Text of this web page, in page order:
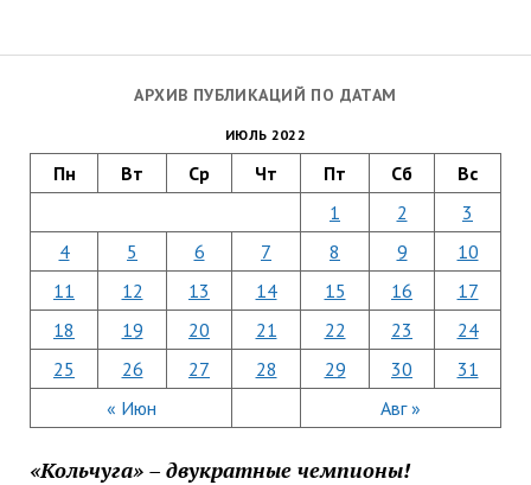
АРХИВ ПУБЛИКАЦИЙ ПО ДАТАМ
ИЮЛЬ 2022
Пн Вт Ср Чт Пт Сб Вс
« Июн Авг »
1 2
3
4
5 6 7 8 9
10
11
12 13 14 15 16
17
18
19 20 21 22 23
24
25
26 27 28 29 30 31
«Кольчуга» – двукратные чемпионы!